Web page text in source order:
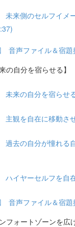
未来側のセルフイメ
音声ファイル＆宿題
自分を宿らせる】
未来の自分を宿らせ
主観を自在に移動さ
過去の自分が憧れる
ハイヤーセルフを自
音声ファイル＆宿題
ォートゾーンを広